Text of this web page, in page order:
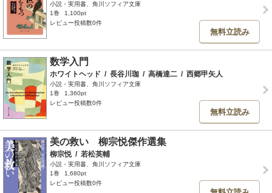
小説・実用書、角川ソフィア文庫
1巻
1,100pt
レビュー投稿数0件
無料立読み
数学入門
ホワイトヘッド / 長谷川珈 / 高橋達二 / 西郷甲矢人
小説・実用書、角川ソフィア文庫
1巻
1,360pt
レビュー投稿数0件
無料立読み
美の救い 柳宗悦傑作選集
柳宗悦 / 若松英輔
小説・実用書、角川ソフィア文庫
1巻
1,680pt
レビュー投稿数0件